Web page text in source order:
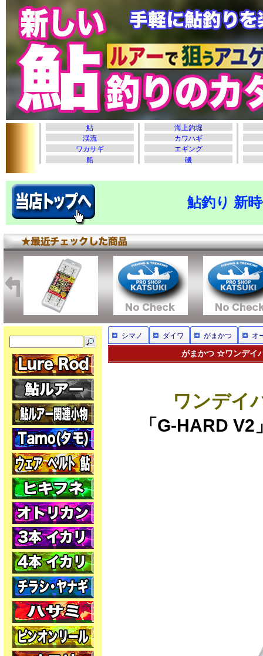
鮎釣り 新
シマノ ダイワ がまかつ オ
がまかつ ☆ワンデイ
ワンデイ
「G-HARD